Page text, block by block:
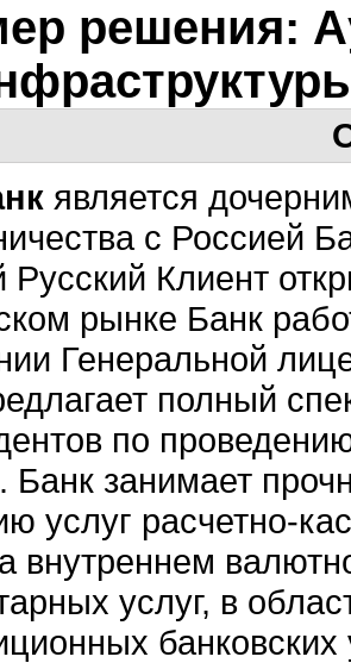
решения:
является
с Россией
Клиент
рынке Банк
Генеральной
полный
по
Банк занимает
услуг расчетно-
внутреннем
услуг, в
банковских